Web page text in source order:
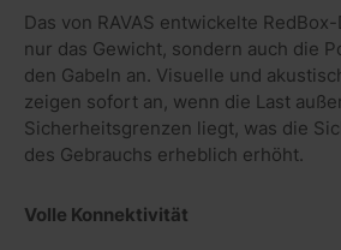
Das von RAVAS entwickelte
nur das Gewicht, sondern auch die
den Gabeln an. Visuelle und
zeigen sofort an, wenn die Last
Sicherheitsgrenzen liegt, was die
des Gebrauchs erheblich erhöht.
Volle Konnektivität